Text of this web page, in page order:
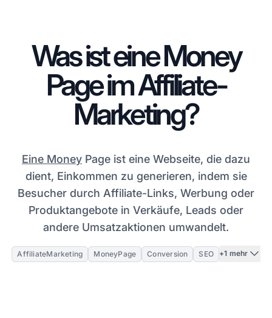
Was ist eine Money
Page im Affiliate-
Marketing?
Eine Money Page ist eine Webseite, die dazu
dient, Einkommen zu generieren, indem sie
Besucher durch Affiliate-Links, Werbung oder
Produktangebote in Verkäufe, Leads oder
andere Umsatzaktionen umwandelt.
AffiliateMarketing MoneyPage Conversion SEO +1 mehr